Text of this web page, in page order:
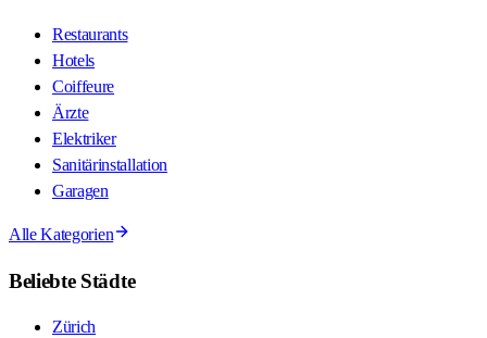
Restaurants
Hotels
Coiffeure
Ärzte
Elektriker
Sanitärinstallation
Garagen
Alle Kategorien
Beliebte Städte
Zürich